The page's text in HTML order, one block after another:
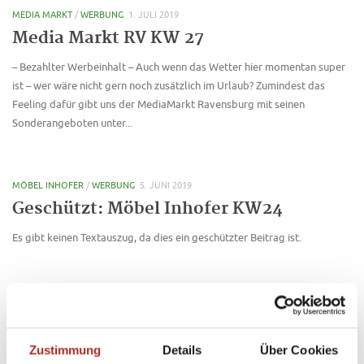
Zustimmung Details Über Cookies
MEDIA MARKT / WERBUNG 1. JULI 2019
Media Markt RV KW 27
– Bezahlter Werbeinhalt – Auch wenn das Wetter hier momentan super
ist – wer wäre nicht gern noch zusätzlich im Urlaub? Zumindest das
Feeling dafür gibt uns der MediaMarkt Ravensburg mit seinen
Sonderangeboten unter...
MÖBEL INHOFER / WERBUNG 5. JUNI 2019
Geschützt: Möbel Inhofer KW24
Es gibt keinen Textauszug, da dies ein geschützter Beitrag ist.
Media Markt RV KW 20
– Bezahlter Werbeinhalt – Mainachten präsentiert: Mitfeiern und